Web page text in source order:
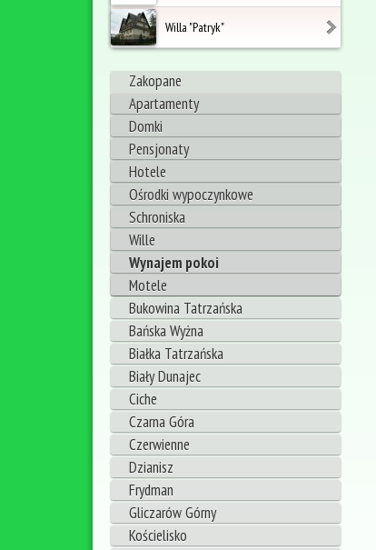
Willa "Patryk"
Zakopane
Apartamenty
Domki
Pensjonaty
Hotele
Ośrodki wypoczynkowe
Schroniska
Wille
Wynajem pokoi
Motele
Bukowina Tatrzańska
Bańska Wyżna
Białka Tatrzańska
Biały Dunajec
Ciche
Czarna Góra
Czerwienne
Dzianisz
Frydman
Gliczarów Górny
Kościelisko